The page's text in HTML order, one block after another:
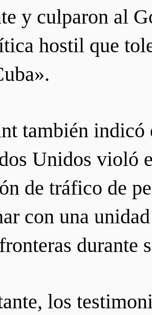
y culparon al
hostil que
también indicó
Unidos violó
de tráfico de
con una
durante
los